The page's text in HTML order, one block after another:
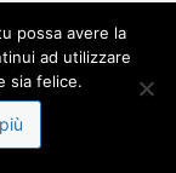
possa avere la
ad utilizzare
sia felice.